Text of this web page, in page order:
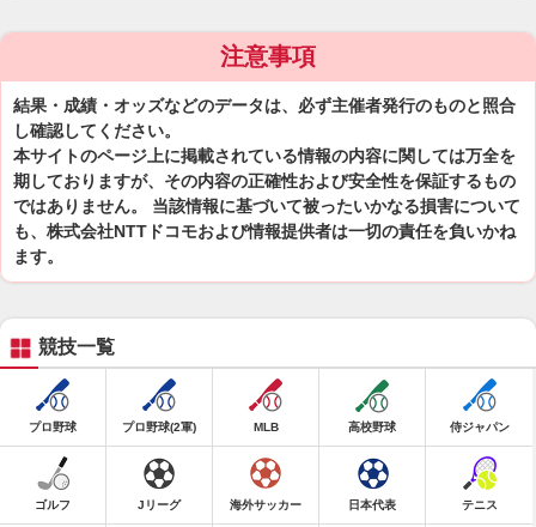
注意事項
結果・成績・オッズなどのデータは、必ず主催者発行のものと照合
し確認してください。
本サイトのページ上に掲載されている情報の内容に関しては万全を
期しておりますが、その内容の正確性および安全性を保証するもの
ではありません。 当該情報に基づいて被ったいかなる損害について
も、株式会社NTTドコモおよび情報提供者は一切の責任を負いかね
ます。
競技一覧
プロ野球 プロ野球(2軍) MLB 高校野球 侍ジャパン
ゴルフ Jリーグ 海外サッカー 日本代表 テニス